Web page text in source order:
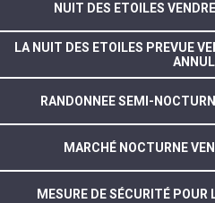
NUIT DES ETOILES
LA NUIT DES ETOILES PREVUE
RANDONNEE SEMI-
MARCHÉ NOCTURNE
MESURE DE SÉCURITÉ POUR